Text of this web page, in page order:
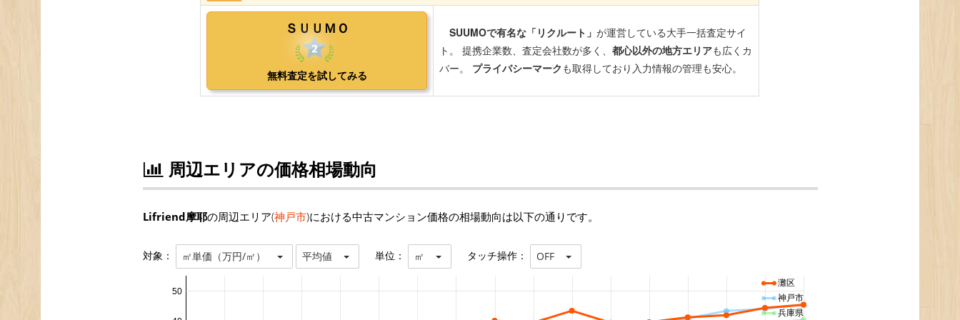
周辺エリアの価格相場動向
Lifriend摩耶の周辺エリア(神戸市)における中古マンション価格の相場動向は以下の通りです。
対象： ㎡単価（万円/㎡） 平均値 単位： ㎡ タッチ操作： OFF
50
灘区
神戸市
兵庫県